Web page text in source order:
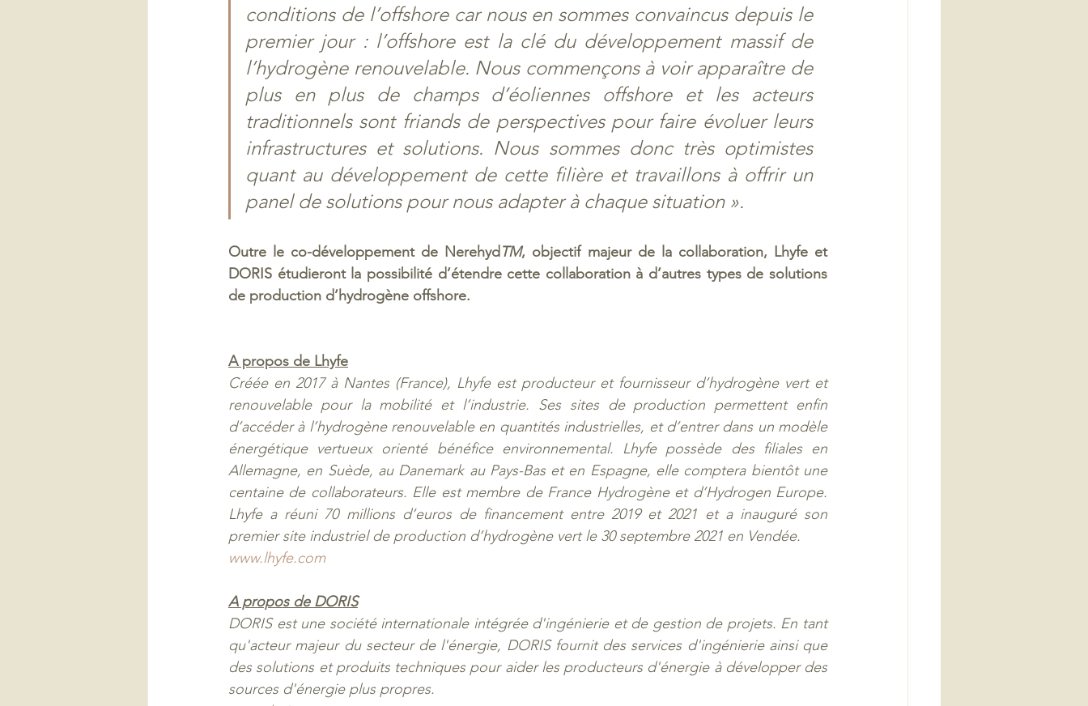
conditions de l’offshore car nous en sommes convaincus depuis le
premier jour : l’offshore est la clé du développement massif de
l’hydrogène renouvelable. Nous commençons à voir apparaître de
plus en plus de champs d’éoliennes offshore et les acteurs
traditionnels sont friands de perspectives pour faire évoluer leurs
infrastructures et solutions. Nous sommes donc très optimistes
quant au développement de cette filière et travaillons à offrir un
panel de solutions pour nous adapter à chaque situation ».
Outre le co-développement de NerehydTM, objectif majeur de la collaboration, Lhyfe et
DORIS étudieront la possibilité d’étendre cette collaboration à d’autres types de solutions
de production d’hydrogène offshore.
A propos de Lhyfe
Créée en 2017 à Nantes (France), Lhyfe est producteur et fournisseur d’hydrogène vert et
renouvelable pour la mobilité et l’industrie. Ses sites de production permettent enfin
d’accéder à l’hydrogène renouvelable en quantités industrielles, et d’entrer dans un modèle
énergétique vertueux orienté bénéfice environnemental. Lhyfe possède des filiales en
Allemagne, en Suède, au Danemark au Pays-Bas et en Espagne, elle comptera bientôt une
centaine de collaborateurs. Elle est membre de France Hydrogène et d’Hydrogen Europe.
Lhyfe a réuni 70 millions d’euros de financement entre 2019 et 2021 et a inauguré son
premier site industriel de production d’hydrogène vert le 30 septembre 2021 en Vendée.
www.lhyfe.com
A propos de DORIS
DORIS est une société internationale intégrée d'ingénierie et de gestion de projets. En tant
qu'acteur majeur du secteur de l'énergie, DORIS fournit des services d'ingénierie ainsi que
des solutions et produits techniques pour aider les producteurs d'énergie à développer des
sources d'énergie plus propres.